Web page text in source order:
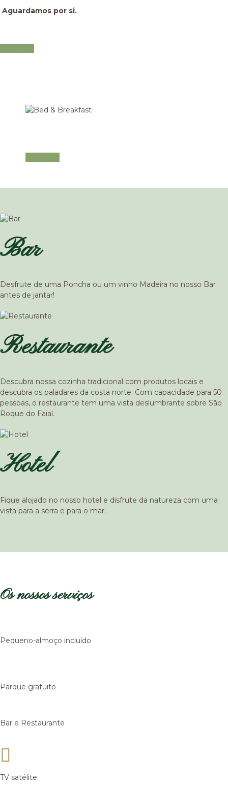
Aguardamos por si.
Bar
Desfrute de uma Poncha ou um vinho Madeira no nosso Bar
antes de jantar!
Restaurante
Descubra nossa cozinha tradicional com produtos locais e
descubra os paladares da costa norte. Com capacidade para 50
pessoas, o restaurante tem uma vista deslumbrante sobre São
Roque do Faial.
Hotel
Fique alojado no nosso hotel e disfrute da natureza com uma
vista para a serra e para o mar.
Os nossos serviços
Pequeno-almoço incluído
Parque gratuito
Bar e Restaurante
TV satélite